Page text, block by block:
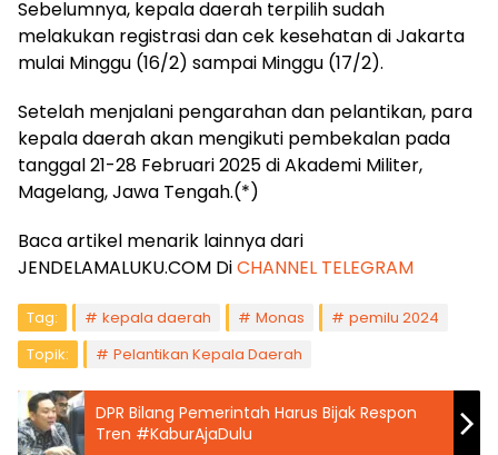
Sebelumnya, kepala daerah terpilih sudah
melakukan registrasi dan cek kesehatan di Jakarta
mulai Minggu (16/2) sampai Minggu (17/2).
Setelah menjalani pengarahan dan pelantikan, para
kepala daerah akan mengikuti pembekalan pada
tanggal 21-28 Februari 2025 di Akademi Militer,
Magelang, Jawa Tengah.(*)
Baca artikel menarik lainnya dari
JENDELAMALUKU.COM DiCHANNEL TELEGRAM
Tag: kepala daerah Monas
pemilu 2024
Topik:
Pelantikan Kepala Daerah
DPR Bilang Pemerintah Harus Bijak Respon
Tren #KaburAjaDulu